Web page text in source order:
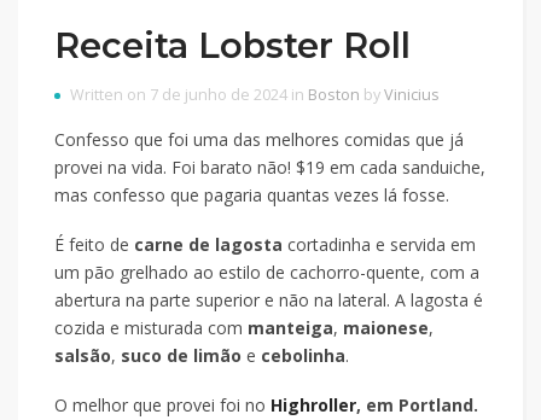
Receita Lobster Roll
Written on 7 de junho de 2024 in Boston byVinicius
Confesso que foi uma das melhores comidas que já
provei na vida. Foi barato não! $19 em cada sanduiche,
mas confesso que pagaria quantas vezes lá fosse.
É feito de carne de lagosta cortadinha e servida em
um pão grelhado ao estilo de cachorro-quente, com a
abertura na parte superior e não na lateral. A lagosta é
cozida e misturada com manteiga, maionese,
salsão, suco de limão e cebolinha.
O melhor que provei foi no Highroller, em Portland.